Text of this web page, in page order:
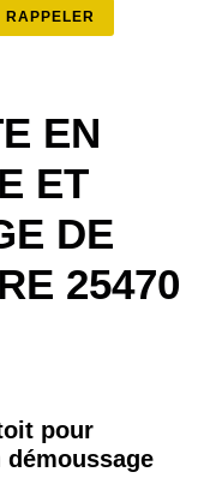
EN
ET
DE
25470
pour